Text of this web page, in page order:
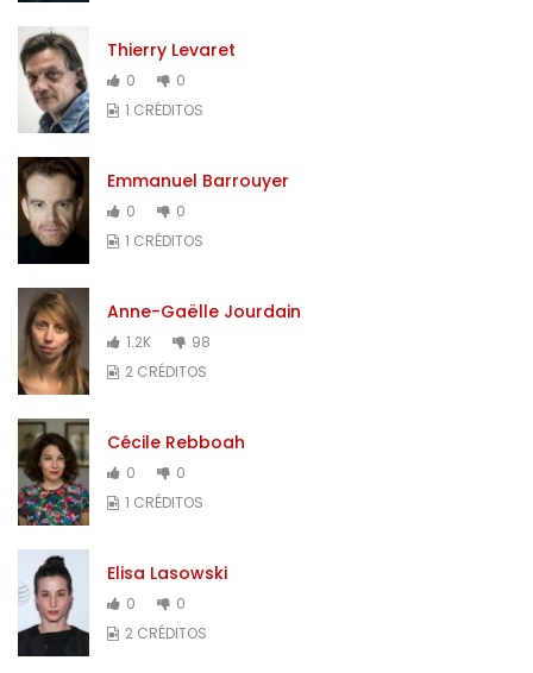
Thierry Levaret
0
0
1 CRÉDITOS
Emmanuel Barrouyer
0
0
1 CRÉDITOS
Anne-Gaëlle Jourdain
1.2K
98
2 CRÉDITOS
Cécile Rebboah
0
0
1 CRÉDITOS
Elisa Lasowski
0
0
2 CRÉDITOS